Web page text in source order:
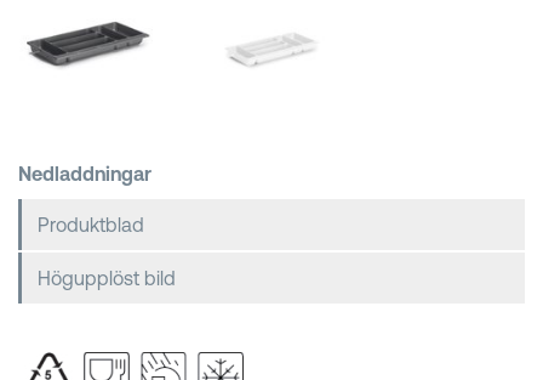
Nedladdningar
Produktblad
Högupplöst bild